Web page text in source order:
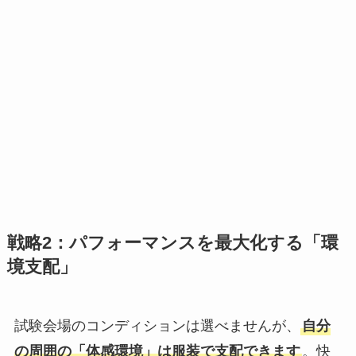
戦略2：パフォーマンスを最大化する「環
境支配」
試験会場のコンディションは選べませんが、 自分
の周囲の「体感環境」は服装で支配できます。快